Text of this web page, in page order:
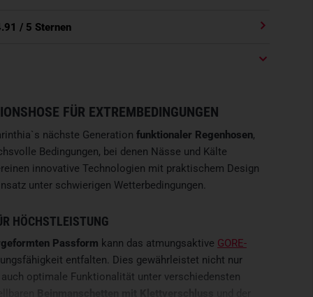
/ 5 Sternen
FÜR EXTREMBEDINGUNGEN
nächste Generation funktionaler Regenhosen,
Bedingungen, bei denen Nässe und Kälte
innovative Technologien mit praktischem Design
unter schwierigen Wetterbedingungen.
HÖCHSTLEISTUNG
Passform kann das atmungsaktive GORE-
entfalten. Dies gewährleistet nicht nur
optimale Funktionalität unter verschiedensten